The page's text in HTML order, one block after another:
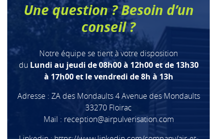
Une question ? Besoin d’un
conseil ?
Notre équipe se tient à votre disposition
du Lundi au jeudi de 08h00 à 12h00 et de 13h30
à 17h00 et le vendredi de 8h à 13h
Adresse : ZA des Mondaults 4 Avenue des Mondaults
33270 Floirac
Mail : reception@airpulverisation.com